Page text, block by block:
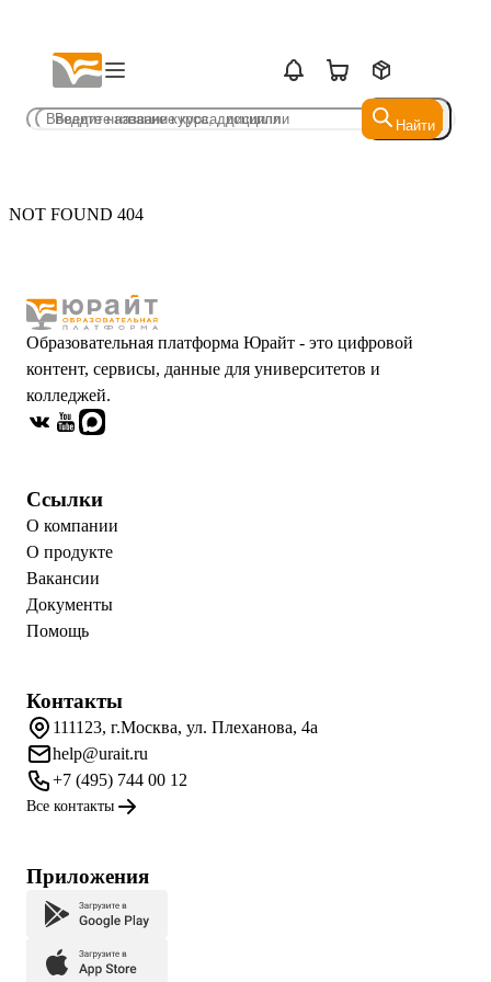
Найти
Найти
NOT FOUND 404
Образовательная платформа Юрайт - это цифровой
контент, сервисы, данные для университетов и
колледжей.
Ссылки
О компании
О продукте
Вакансии
Документы
Помощь
Контакты
111123, г.Москва, ул. Плеханова, 4а
help@urait.ru
+7 (495) 744 00 12
Все контакты
Приложения